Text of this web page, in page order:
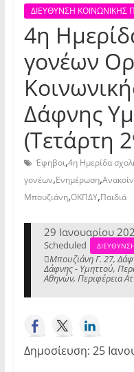
ΔΙΕΥΘΥΝΣΗ ΚΟΙΝΩΝΙΚΗΣ
4η
γονέων
Δάφνης
(Τετάρτη
Έφηβοι,4η Ημερίδα
γονέων,Ενημέρωση,
Μπουζιάνη,ΟΚΠΔΥ,Παιδιά
29 Ιανουαρίου
Scheduled
Μπουζιάνη Γ. 27,
Δάφνης - Υμηττού,
Αθηνών, Περιφέρεια
Δημοσίευση: 25